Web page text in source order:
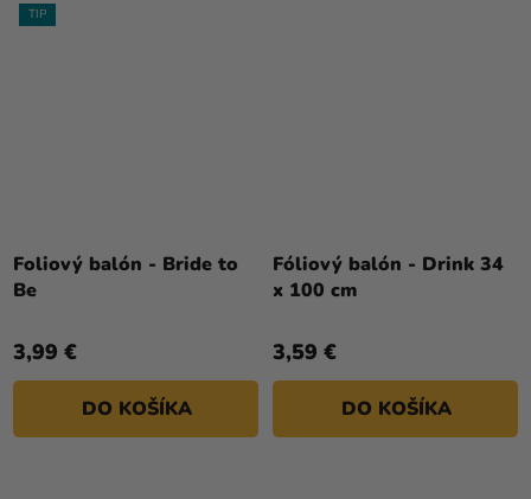
TIP
Foliový balón - Bride to
Be
hodnotenie
5
hviezdičiek.
3,99 €
DO KOŠÍKA
Fóliový balón - Drink 34
x 100 cm
3,59 €
DO KOŠÍKA